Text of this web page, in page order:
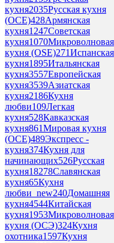
кухня2035Русская кухня
(ОСЕ)428Армянская
кухня1247Советская
кухня1070Микроволновая
кухня (OSE)271Испанская
кухня1895Итальянская
кухня3557Европейская
кухня3539Азиатская
кухня2186Кухня
любви109Легкая
кухня528Кавказская
кухня861Мировая кухня
(ОСЕ)489Экспресс -
кухня374Кухня для
начинающих526Русская
кухня18278Славянская
кухня65Кухня
любви_new240Домашняя
кухня4544Китайская
кухня1953Микроволновая
кухня (ОСЭ)324Кухня
охотника1597Кухня